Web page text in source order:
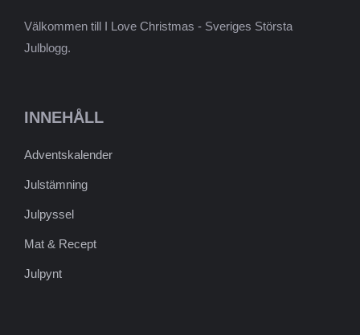
Välkommen till I Love Christmas - Sveriges Största
Julblogg.
INNEHÅLL
Adventskalender
Julstämning
Julpyssel
Mat & Recept
Julpynt